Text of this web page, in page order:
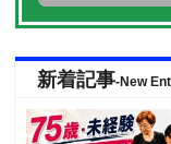
新着記事-New